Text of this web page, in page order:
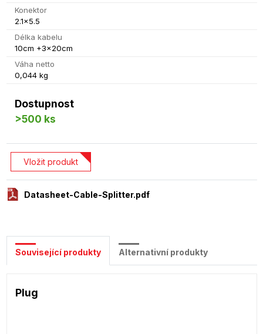
Konektor
2.1x5.5
Délka kabelu
10cm +3x20cm
Váha netto
0,044 kg
Dostupnost
>500 ks
Datasheet-Cable-Splitter.pdf
Vložit produkt
Související produkty Alternativní produkty
Plug